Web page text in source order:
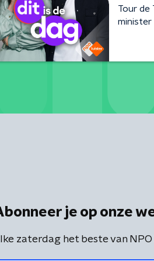
Tour de
minister
je op onze
zaterdag het beste van NPO